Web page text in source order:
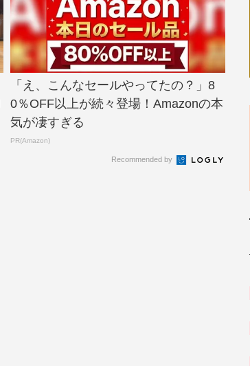
「え、こんなセールやってたの？」8
0％OFF以上が続々登場！Amazonの本
気が凄すぎる
PR(Amazon)
Recommended by